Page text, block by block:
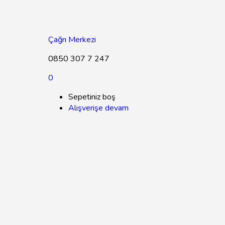
Çağrı Merkezi
0850 307 7 247
0
Sepetiniz boş
Alışverişe devam